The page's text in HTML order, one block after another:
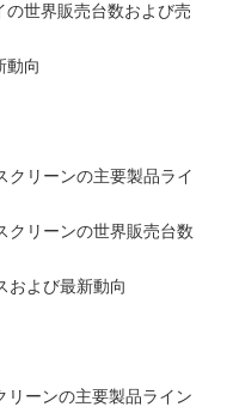
世界販売台数および売
動向
クリーンの主要製品ライ
クリーンの世界販売台数
および最新動向
ーンの主要製品ライン